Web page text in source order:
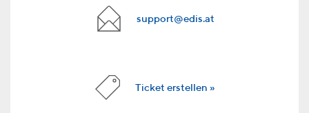
support@edis.at
Ticket erstellen